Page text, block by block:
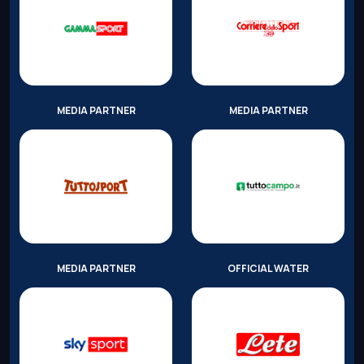
MEDIA PARTNER MEDIA PARTNER
MEDIA PARTNER OFFICIAL WATER